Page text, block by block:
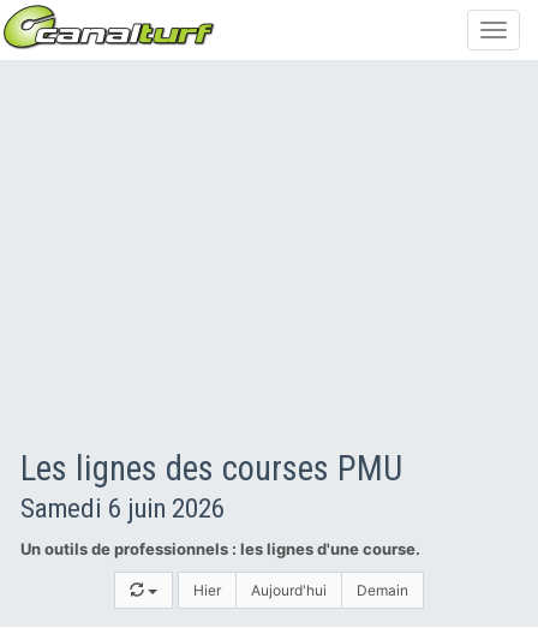
Les lignes des courses PMU
Samedi 6 juin 2026
Un outils de professionnels : les lignes d'une course.
Hier Aujourd'hui Demain